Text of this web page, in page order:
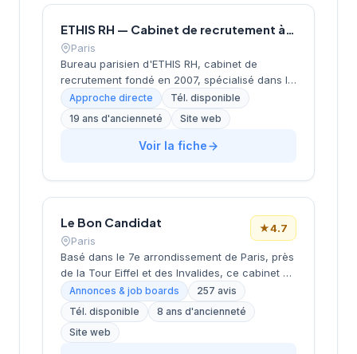
ETHIS RH — Cabinet de recrutement à Paris
Paris
Bureau parisien d'ETHIS RH, cabinet de
recrutement fondé en 2007, spécialisé dans le
conseil en ressources humaines, le
recrutement de cadres et dirigeants, le
coaching et l'outplacement. Situé au 16 rue de
Monceau dans le 8e arrondissement de Paris,
Approche directe
Tél. disponible
19 ans d'ancienneté
Site web
Voir la fiche
Le Bon Candidat
Paris
★4.7
Basé dans le 7e arrondissement de Paris, près
de la Tour Eiffel et des Invalides, ce cabinet de
recrutement bénéficie d'une localisation
prestigieuse au cœur de la capitale. Installé
rue de Bellechasse, il accompagne les
entreprises dans leurs recrutements avec une
Annonces & job boards
257 avis
Tél. disponible
8 ans d'ancienneté
Site web